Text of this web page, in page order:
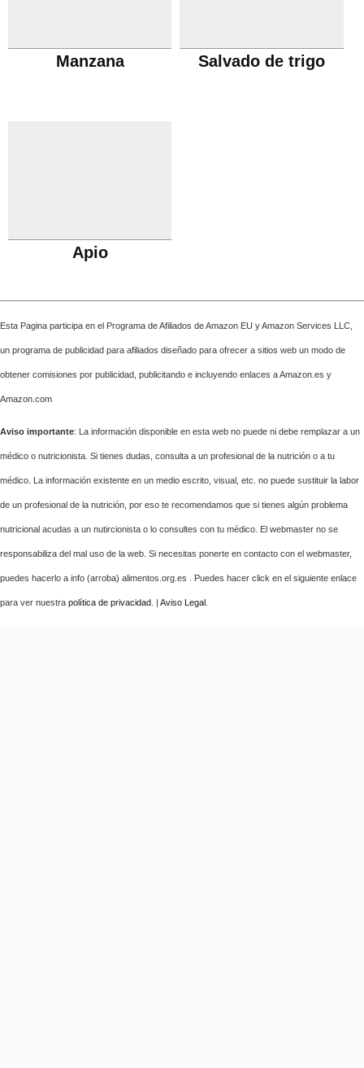
Manzana Salvado de trigo
Apio
Esta Pagina participa en el Programa de Afiliados de Amazon EU y Amazon Services LLC,
un programa de publicidad para afiliados diseñado para ofrecer a sitios web un modo de
obtener comisiones por publicidad, publicitando e incluyendo enlaces a Amazon.es y
Amazon.com
Aviso importante: La información disponible en esta web no puede ni debe remplazar a un
médico o nutricionista. Si tienes dudas, consulta a un profesional de la nutrición o a tu
médico. La información existente en un medio escrito, visual, etc. no puede sustituir la labor
de un profesional de la nutrición, por eso te recomendamos que si tienes algún problema
nutricional acudas a un nutircionista o lo consultes con tu médico. El webmaster no se
responsabiliza del mal uso de la web. Si necesitas ponerte en contacto con el webmaster,
puedes hacerlo a info (arroba) alimentos.org.es . Puedes hacer click en el siguiente enlace
para ver nuestra política de privacidad . | Aviso Legal